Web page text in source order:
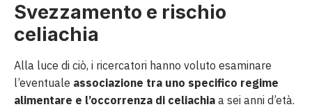
Svezzamento e rischio
celiachia
Alla luce di ciò, i ricercatori hanno voluto esaminare
l’eventuale associazione tra uno specifico regime
alimentare e l’occorrenza di celiachia a sei anni d’età.